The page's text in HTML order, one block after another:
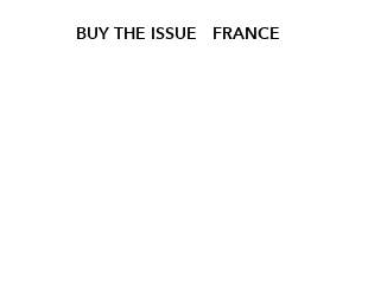
BUY THE ISSUE FRANCE